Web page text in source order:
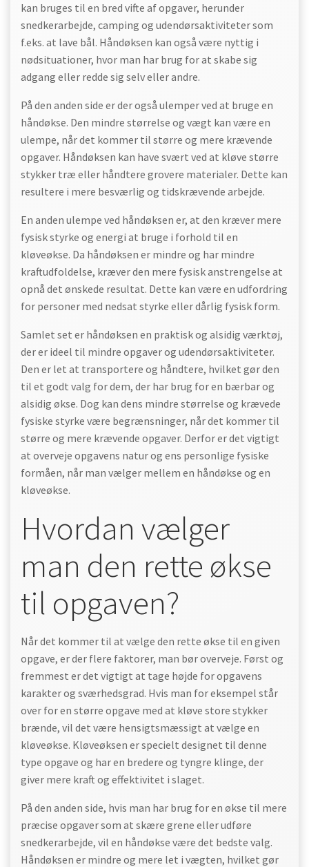
kan bruges til en bred vifte af opgaver, herunder
snedkerarbejde, camping og udendørsaktiviteter som
f.eks. at lave bål. Håndøksen kan også være nyttig i
nødsituationer, hvor man har brug for at skabe sig
adgang eller redde sig selv eller andre.
På den anden side er der også ulemper ved at bruge en
håndøkse. Den mindre størrelse og vægt kan være en
ulempe, når det kommer til større og mere krævende
opgaver. Håndøksen kan have svært ved at kløve større
stykker træ eller håndtere grovere materialer. Dette kan
resultere i mere besværlig og tidskrævende arbejde.
En anden ulempe ved håndøksen er, at den kræver mere
fysisk styrke og energi at bruge i forhold til en
kløveøkse. Da håndøksen er mindre og har mindre
kraftudfoldelse, kræver den mere fysisk anstrengelse at
opnå det ønskede resultat. Dette kan være en udfordring
for personer med nedsat styrke eller dårlig fysisk form.
Samlet set er håndøksen en praktisk og alsidig værktøj,
der er ideel til mindre opgaver og udendørsaktiviteter.
Den er let at transportere og håndtere, hvilket gør den
til et godt valg for dem, der har brug for en bærbar og
alsidig økse. Dog kan dens mindre størrelse og krævede
fysiske styrke være begrænsninger, når det kommer til
større og mere krævende opgaver. Derfor er det vigtigt
at overveje opgavens natur og ens personlige fysiske
formåen, når man vælger mellem en håndøkse og en
kløveøkse.
Hvordan vælger
man den rette økse
til opgaven?
Når det kommer til at vælge den rette økse til en given
opgave, er der flere faktorer, man bør overveje. Først og
fremmest er det vigtigt at tage højde for opgavens
karakter og sværhedsgrad. Hvis man for eksempel står
over for en større opgave med at kløve store stykker
brænde, vil det være hensigtsmæssigt at vælge en
kløveøkse. Kløveøksen er specielt designet til denne
type opgave og har en bredere og tyngre klinge, der
giver mere kraft og effektivitet i slaget.
På den anden side, hvis man har brug for en økse til mere
præcise opgaver som at skære grene eller udføre
snedkerarbejde, vil en håndøkse være det bedste valg.
Håndøksen er mindre og mere let i vægten, hvilket gør